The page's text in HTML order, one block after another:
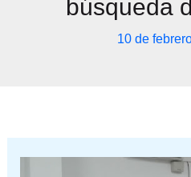
búsqueda
10 de